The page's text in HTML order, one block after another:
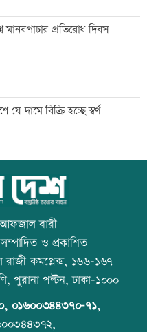
বাড়ছে নিরাপত্তা, বসছে অ্যান্টি-
সনদ দিলো কালীগঞ্জ
কক্ষে ঝুলছে শহীদদের
জামা
দুই কিশোরের কারাদন্ড, পাবজি-
সরাতে বিটিআরসিকে নির্দেশ
মানবপাচার প্রতিরোধ দিবস
দামে বিক্রি হচ্ছে স্বর্ণ
বন্ধু দিবস
ঘিরে ভাইরাল ভিডিওতে ছবি
এলিন
বারী
ও প্রকাশিত
কমপ্লেক্স, ১৬৬-১৬৭
পুরানা পল্টন, ঢাকা-১০০০
, ০১৬০০৩৪৪৩৭০-৭১,